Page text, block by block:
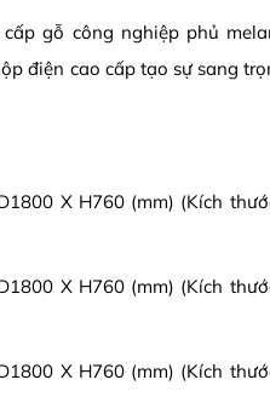
gỗ công nghiệp phủ
điện cao cấp tạo sự sang
X H760 (mm) (Kích
X H760 (mm) (Kích
X H760 (mm) (Kích